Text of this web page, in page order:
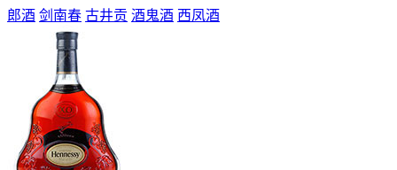
郎酒 剑南春 古井贡 酒鬼酒 西凤酒